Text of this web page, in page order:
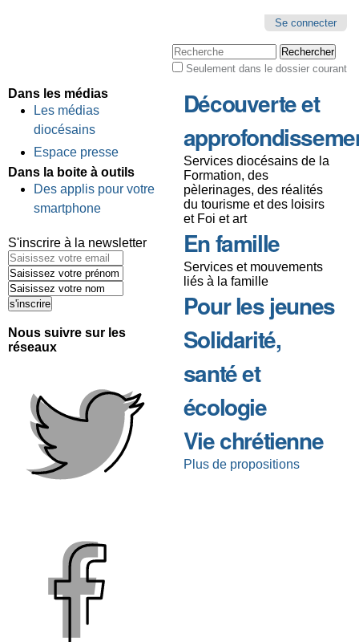
Se connecter
Chercher par
Seulement dans le dossier courant
Dans les médias
Les médias
diocésains
Espace presse
Dans la boite à outils
Des applis pour votre
smartphone
S'inscrire à la newsletter
Nous suivre sur les
réseaux
Découverte et
Services diocésains de la
Formation, des
pèlerinages, des réalités
du tourisme et des loisirs
et Foi et art
En famille
Services et mouvements
liés à la famille
Pour les jeunes
Solidarité,
santé et
écologie
Vie chrétienne
Plus de propositions